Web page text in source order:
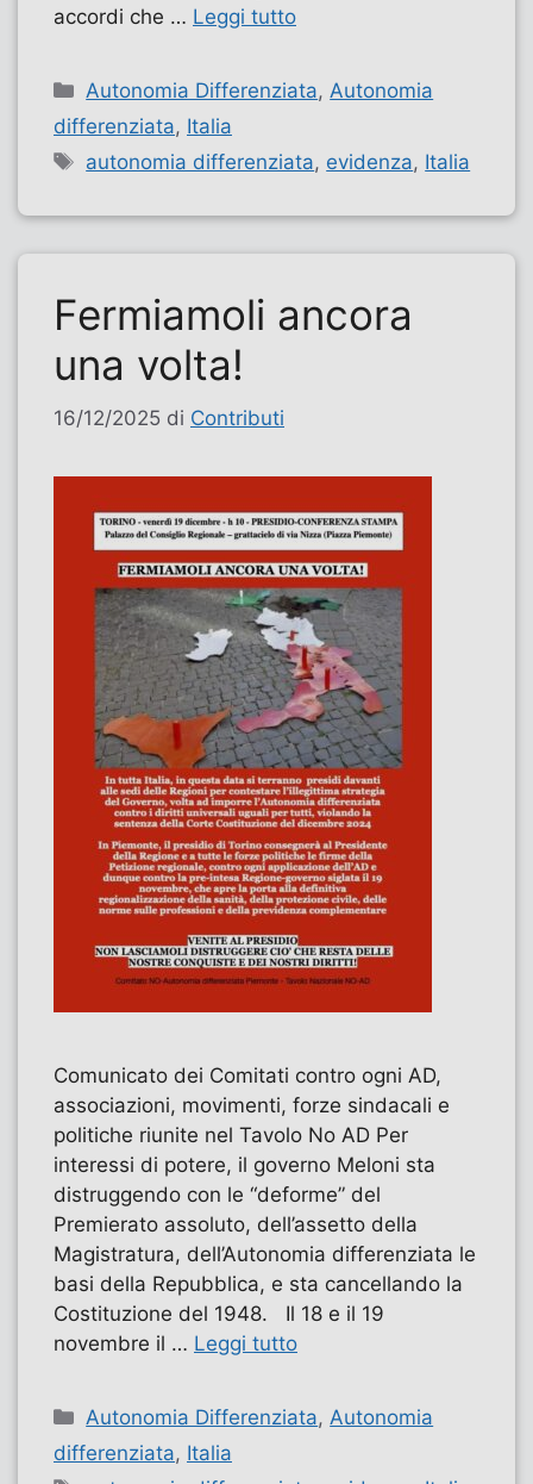
accordi che … Leggi tutto
Categorie
Autonomia Differenziata,Autonomia
differenziata, Italia
Tag
autonomia differenziata, evidenza, Italia
Fermiamoli ancora
una volta!
16/12/2025 di Contributi
Comunicato dei Comitati contro ogni AD,
associazioni, movimenti, forze sindacali e
politiche riunite nel Tavolo No AD Per
interessi di potere, il governo Meloni sta
distruggendo con le “deforme” del
Premierato assoluto, dell’assetto della
Magistratura, dell’Autonomia differenziata le
basi della Repubblica, e sta cancellando la
Costituzione del 1948. Il 18 e il 19
novembre il … Leggi tutto
Categorie
Autonomia Differenziata, Autonomia
differenziata, Italia